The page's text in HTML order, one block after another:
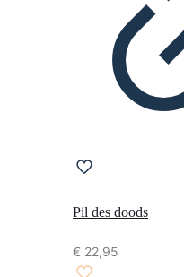
Pil des doods
€ 22,95